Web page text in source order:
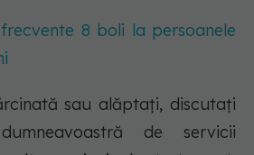
8 boli la persoanele
sau alăptați, discutați
de servicii